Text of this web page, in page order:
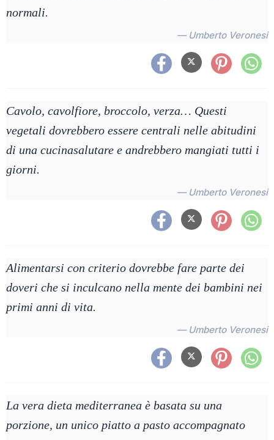
normali.
— Umberto Veronesi
Cavolo, cavolfiore, broccolo, verza… Questi
vegetali dovrebbero essere centrali nelle abitudini
di una cucinasalutare e andrebbero mangiati tutti i
giorni.
— Umberto Veronesi
Alimentarsi con criterio dovrebbe fare parte dei
doveri che si inculcano nella mente dei bambini nei
primi anni di vita.
— Umberto Veronesi
La vera dieta mediterranea è basata su una
porzione, un unico piatto a pasto accompagnato